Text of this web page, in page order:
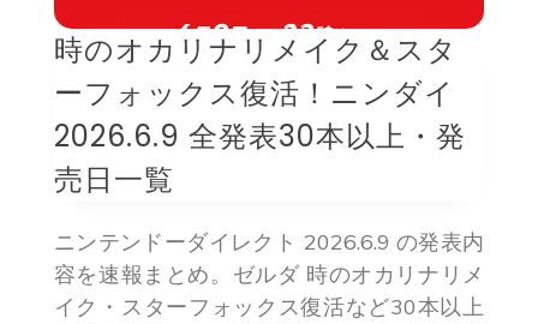
時のオカリナリメイク＆スタ
ーフォックス復活！ニンダイ
2026.6.9 全発表30本以上・発
売日一覧
ニンテンドーダイレクト 2026.6.9 の発表内
容を速報まとめ。ゼルダ 時のオカリナリメ
イク・スターフォックス復活など30本以上